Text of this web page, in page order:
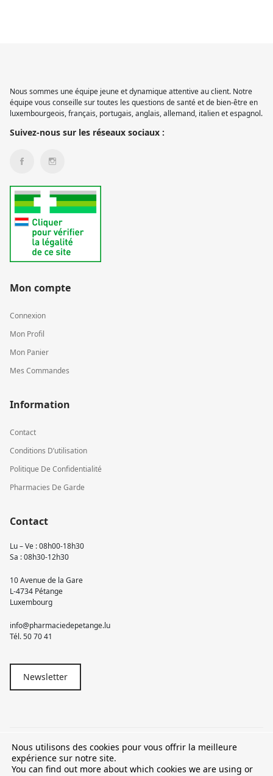
Nous sommes une équipe jeune et dynamique attentive au client. Notre
équipe vous conseille sur toutes les questions de santé et de bien-être en
luxembourgeois, français, portugais, anglais, allemand, italien et espagnol.
Suivez-nous sur les réseaux sociaux :
Mon compte
Connexion
Mon Profil
Mon Panier
Mes Commandes
Information
Contact
Conditions D’utilisation
Politique De Confidentialité
Pharmacies De Garde
Contact
Lu – Ve : 08h00-18h30
Sa : 08h30-12h30
10 Avenue de la Gare
L-4734 Pétange
Luxembourg
info@pharmaciedepetange.lu
Tél.50 70 41
Newsletter
© 2026 Pharmacie Pétange
TVA LU15581262
Nous utilisons des cookies pour vous offrir la meilleure
expérience sur notre site.
You can find out more about which cookies we are using or